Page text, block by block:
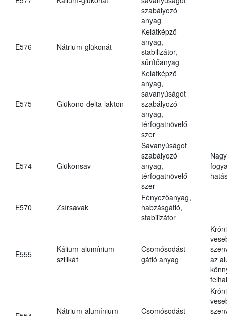
szabályozó
anyag
E576 Nátrium-glükonát
Kelátképző
anyag,
stabilizátor,
sűrítőanyag
E575 Glükono-delta-lakton
Kelátképző
anyag,
savanyúságot
szabályozó
anyag,
térfogatnövelő
szer
E574 Glükonsav
Savanyúságot
szabályozó
anyag,
térfogatnövelő
szer
E570 Zsírsavak
Fényezőanyag,
habzásgátló,
stabilizátor
E555
Kálium-alumínium-
szilikát
Csomósodást
gátló anyag
az
Nátrium-alumínium-
Csomósodást